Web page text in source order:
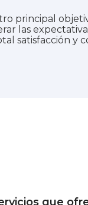
principal
las
satisfacción y
que